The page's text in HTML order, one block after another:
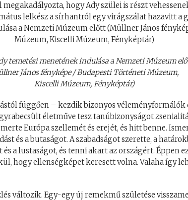
temetési menetének indulása a Nemzeti Múzeum
János fényképe / Budapesti Történeti Múzeum,
Kiscelli Múzeum, Fényképtár)
függően – kezdik bizonyos véleményformálók
életműve tesz tanúbizonyságot
Európa szellemét és erejét, és hitt benne.
és a butaságot. A szabadságot szerette, a
a lustaságot, és tenni akart az országért. Éppen
hogy ellenségképet keresett volna. Valaha így
változik. Egy-egy új remekmű születése